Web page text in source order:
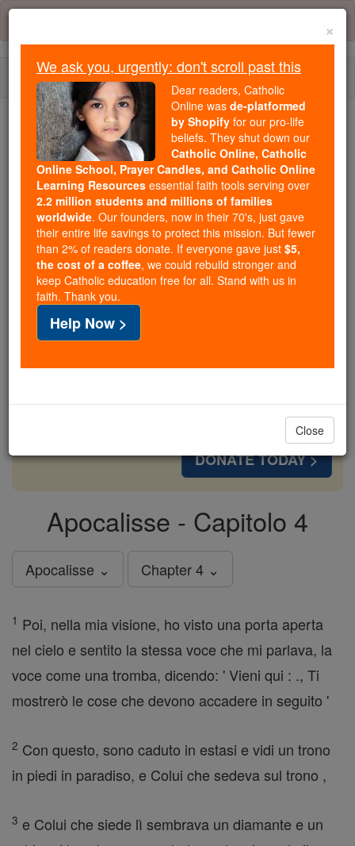
Skip
content
Because of You, 2.2 Million
Students Are Being Formed in the
Faith
Because of generous supporters like you,
Catholic Online School has already delivered
free, faithful Catholic education to over 2.2
million students across 193 countries. In an age
of noise and algorithms, you are helping form
souls with truth, prayer, Scripture, and Christ.
If everyone who reads this gave just $5 — the
free for all. Be Courageous. Be Catholic. Stand
DONATE TODAY >
Apocalisse - Capitolo 4
Apocalisse ⌄ Chapter 4 ⌄
1 Poi, nella mia visione, ho visto una porta aperta
nel cielo e sentito la stessa voce che mi parlava, la
voce come una tromba, dicendo: ' Vieni qui : ., Ti
mostrerò le cose che devono accadere in seguito '
2 Con questo, sono caduto in estasi e vidi un trono
in piedi in paradiso, e Colui che sedeva sul trono ,
3 e Colui che siede lì sembrava un diamante e un
×
We ask you, urgently: don't scroll past this
Dear readers, Catholic
Online was de-platformed
by Shopify for our pro-life
beliefs. They shut down our
Catholic Online, Catholic
Online School, Prayer Candles, and Catholic Online
Learning Resources essential faith tools serving over
2.2 million students and millions of families
worldwide. Our founders, now in their 70's, just gave
their entire life savings to protect this mission. But fewer
than 2% of readers donate. If everyone gave just $5,
the cost of a coffee, we could rebuild stronger and
keep Catholic education free for all. Stand with us in
faith. Thank you.
Help Now >
Close